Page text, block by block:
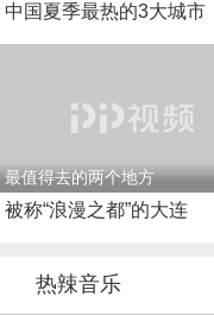
中国夏季最热的3大城市
最值得去的两个地方
被称“浪漫之都”的大连
热辣音乐